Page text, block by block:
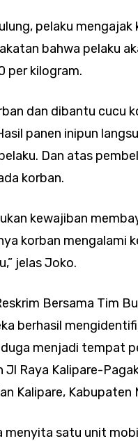
pelaku
bahwa pelaku
per kilogram.
dan dibantu cucu
panen inipun
Dan atas
korban.
kewajiban
korban mengalami
jelas Joko.
Bersama Tim
berhasil
menjadi tempat
Jl Raya Kalipare-
Kalipare, Kabupaten
menyita satu unit